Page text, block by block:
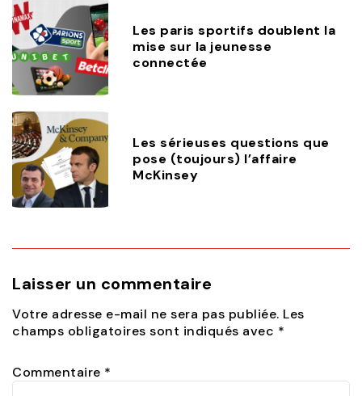
Les paris sportifs doublent la
mise sur la jeunesse
connectée
Les sérieuses questions que
pose (toujours) l’affaire
McKinsey
Laisser un commentaire
Votre adresse e-mail ne sera pas publiée. Les
champs obligatoires sont indiqués avec *
Commentaire *